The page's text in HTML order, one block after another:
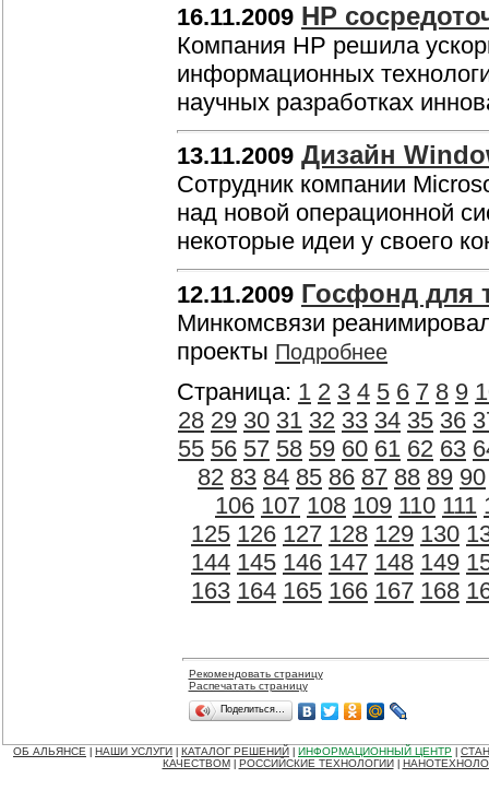
16.11.2009 HP
Компания HP решила
информационных
научных разработках
13.11.2009 Дизайн
Сотрудник компании
над новой операционной
некоторые идеи у своего
12.11.2009 Госфонд для
Минкомсвязи
проекты Подробнее
Страница: 1 2 3 4 5 6 7 8 9
28 29 30 31 32 33 34 35 36
55 56 57 58 59 60 61 62 63
82 83 84 85 86 87 88 89 90
106 107 108 109 110 111
125 126 127 128 129 130
144 145 146 147 148 149
163 164 165 166 167 168
Рекомендовать страницу
Распечатать страницу
Поделиться…
ОБ АЛЬЯНСЕ НАШИ УСЛУГИ КАТАЛОГ РЕШЕНИЙ ИНФОРМАЦИОННЫЙ ЦЕНТР
КАЧЕСТВОМ
РОССИЙСКИЕ ТЕХНОЛОГИИ